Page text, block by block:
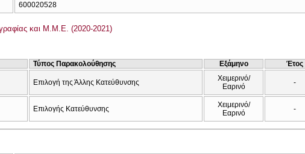
600020528
και Μ.Μ.Ε. (2020-2021)
Τύπος Παρακολούθησης Εξάμηνο Έτος
Επιλογή της Άλλης Κατεύθυνσης
Χειμερινό/
Εαρινό
-
Επιλογής Κατεύθυνσης
Χειμερινό/
Εαρινό
-